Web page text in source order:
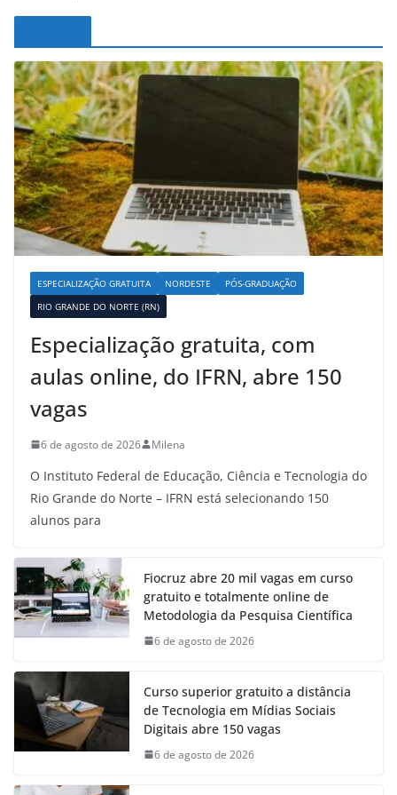
ESPECIALIZAÇÃO GRATUITA NORDESTE
PÓS-GRADUAÇÃO
RIO GRANDE DO NORTE (RN)
Especialização gratuita, com
aulas online, do IFRN, abre 150
vagas
6 de agosto de 2026 Milena
O Instituto Federal de Educação, Ciência e Tecnologia do
Rio Grande do Norte – IFRN está selecionando 150
alunos para
Fiocruz abre 20 mil vagas em curso
gratuito e totalmente online de
Metodologia da Pesquisa Científica
6 de agosto de 2026
Curso superior gratuito a distância
de Tecnologia em Mídias Sociais
Digitais abre 150 vagas
6 de agosto de 2026